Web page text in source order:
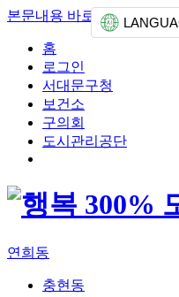
본문내용 바로가기 상단메
홈
로그인
서대문구청
보건소
구의회
도시관리공단
연희동
충현동